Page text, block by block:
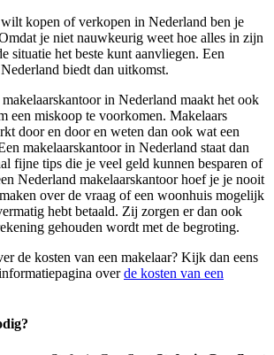
kopen of verkopen in Nederland ben je
je niet nauwkeurig weet hoe alles in zijn
situatie het beste kunt aanvliegen. Een
biedt dan uitkomst.
in Nederland maakt het ook
een miskoop te voorkomen. Makelaars
door en door en weten dan ook wat een
makelaarskantoor in Nederland staat dan
fijne tips die je veel geld kunnen besparen of
Nederland makelaarskantoor hoef je je nooit
over de vraag of een woonhuis mogelijk
hebt betaald. Zij zorgen er dan ook
gehouden wordt met de begroting.
de kosten van een makelaar? Kijk dan eens
overde kosten van een